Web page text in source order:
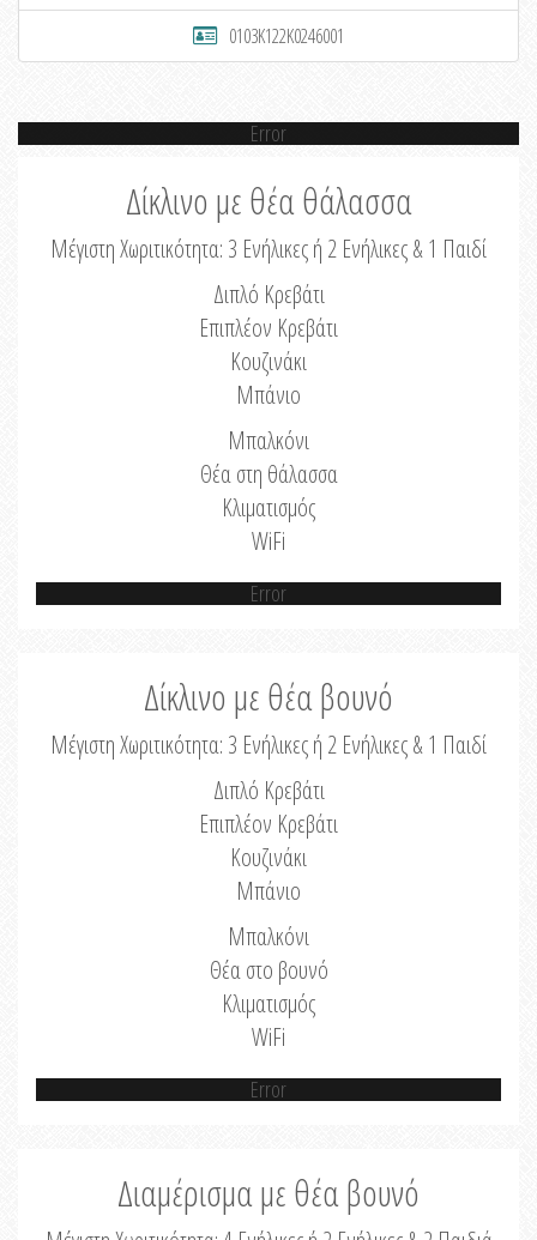
0103K122K0246001
Error
Δίκλινο με θέα θάλασσα
Μέγιστη Χωριτικότητα: 3 Ενήλικες ή 2 Ενήλικες & 1 Παιδί
Διπλό Κρεβάτι
Επιπλέον Κρεβάτι
Κουζινάκι
Μπάνιο
Μπαλκόνι
Θέα στη θάλασσα
Κλιματισμός
WiFi
Error
Δίκλινο με θέα βουνό
Μέγιστη Χωριτικότητα: 3 Ενήλικες ή 2 Ενήλικες & 1 Παιδί
Διπλό Κρεβάτι
Επιπλέον Κρεβάτι
Κουζινάκι
Μπάνιο
Μπαλκόνι
Θέα στο βουνό
Κλιματισμός
WiFi
Error
Διαμέρισμα με θέα βουνό